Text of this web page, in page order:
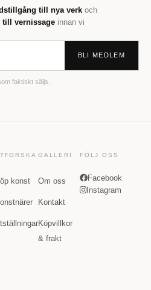
till nya verk och
vernissage innan vi
BLI MEDLEM
faktiskt säljs.
konst
GALLERI
Om oss
Kontakt
Köpvillkor
& frakt
FÖLJ OSS
Facebook
Instagram